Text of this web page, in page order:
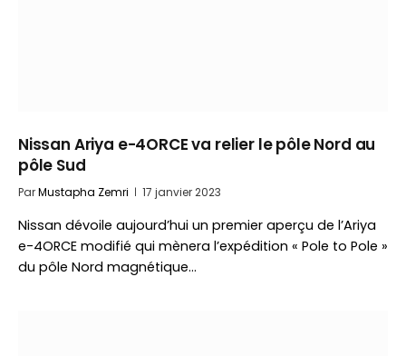
Nissan Ariya e-4ORCE va relier le pôle Nord au
pôle Sud
ParMustapha Zemri 17 janvier 2023
Nissan dévoile aujourd’hui un premier aperçu de l’Ariya
e-4ORCE modifié qui mènera l’expédition « Pole to Pole »
du pôle Nord magnétique…